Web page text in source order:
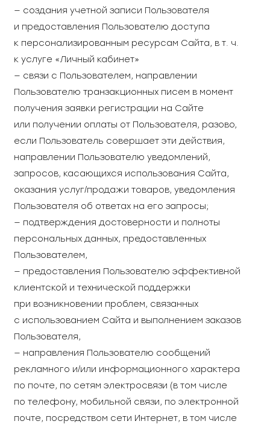
— создания учетной записи Пользователя
и предоставления Пользователю доступа
к персонализированным ресурсам Сайта, в т. ч.
к услуге «Личный кабинет»
— связи с Пользователем, направлении
Пользователю транзакционных писем в момент
получения заявки регистрации на Сайте
или получении оплаты от Пользователя, разово,
если Пользователь совершает эти действия,
направлении Пользователю уведомлений,
запросов, касающихся использования Сайта,
оказания услуг/продажи товаров, уведомления
Пользователя об ответах на его запросы;
— подтверждения достоверности и полноты
персональных данных, предоставленных
Пользователем,
— предоставления Пользователю эффективной
клиентской и технической поддержки
при возникновении проблем, связанных
с использованием Сайта и выполнением заказов
Пользователя,
— направления Пользователю сообщений
рекламного и/или информационного характера
по почте, по сетям электросвязи (в том числе
по телефону, мобильной связи, по электронной
почте, посредством сети Интернет, в том числе